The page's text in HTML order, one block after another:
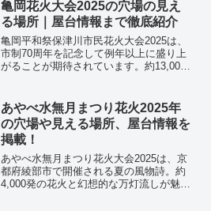
亀岡花火大会2025の穴場の見え
る場所｜屋台情報まで徹底紹介
亀岡平和祭保津川市民花火大会2025は、
市制70周年を記念して例年以上に盛り上
がることが期待されています。約13,000
押さえておくことが、混雑を避けて快適
に楽しむカギ...
あやべ水無月まつり花火2025年
の穴場や見える場所、屋台情報を
掲載！
あやべ水無月まつり花火大会2025は、京
都府綾部市で開催される夏の風物詩。約
4,000発の花火と幻想的な万灯流しが魅力